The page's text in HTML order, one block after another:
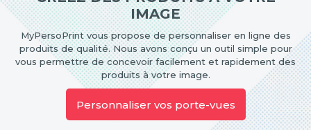
IMAGE
MyPersoPrint vous propose de personnaliser en ligne des
produits de qualité. Nous avons conçu un outil simple pour
vous permettre de concevoir facilement et rapidement des
produits à votre image.
Personnaliser vos porte-vues